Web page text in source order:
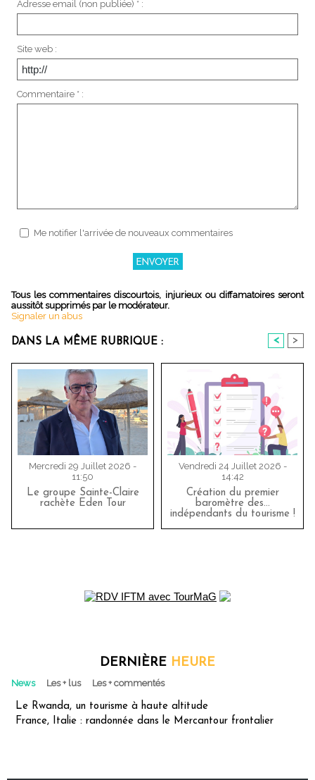
Adresse email (non publiée) * :
Site web :
Commentaire * :
Me notifier l'arrivée de nouveaux commentaires
Tous les commentaires discourtois, injurieux ou diffamatoires seront
aussitôt supprimés par le modérateur.
Signaler un abus
DANS LA MÊME RUBRIQUE : < >
Mercredi 29 Juillet 2026 -
11:50
Le groupe Sainte-Claire
rachète Eden Tour
Vendredi 24 Juillet 2026 -
14:42
Création du premier
baromètre des…
indépendants du tourisme !
DERNIÈRE HEURE
News Les + lus Les + commentés
Le Rwanda, un tourisme à haute altitude
France, Italie : randonnée dans le Mercantour frontalier